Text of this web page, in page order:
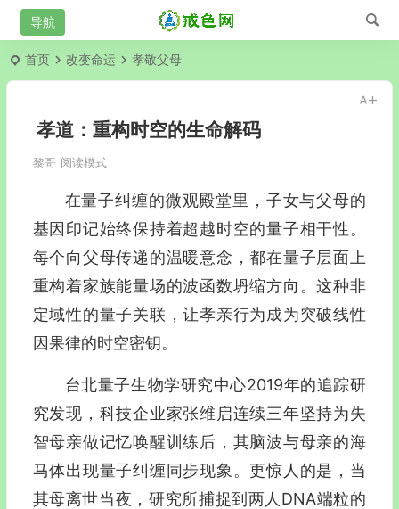
首页 改变命运 孝敬父母
孝道：重构时空的生命解码
黎哥 阅读模式
在量子纠缠的微观殿堂里，子女与父母的
基因印记始终保持着超越时空的量子相干性。
每个向父母传递的温暖意念，都在量子层面上
重构着家族能量场的波函数坍缩方向。这种非
定域性的量子关联，让孝亲行为成为突破线性
因果律的时空密钥。
台北量子生物学研究中心2019年的追踪研
究发现，科技企业家张维启连续三年坚持为失
智母亲做记忆唤醒训练后，其脑波与母亲的海
马体出现量子纠缠同步现象。更惊人的是，当
其母离世当夜，研究所捕捉到两人DNA端粒的